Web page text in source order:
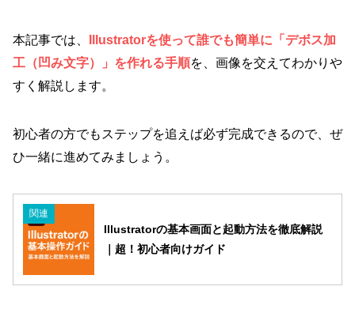
本記事では、
Illustratorを使って誰でも簡単に「デボス加
工（凹み文字）」を作れる手順を、画像を交えてわかりや
すく解説します。
初心者の方でもステップを追えば必ず完成できるので、ぜ
ひ一緒に進めてみましょう。
関連
Illustratorの基本画面と起動方法を徹底解説
｜超！初心者向けガイド